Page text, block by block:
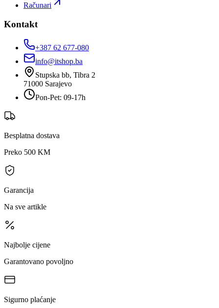
Računari
Kontakt
+387 62 677-080
info@itshop.ba
Stupska bb, Tibra 2
71000 Sarajevo
Pon-Pet: 09-17h
Besplatna dostava
Preko 500 KM
Garancija
Na sve artikle
Najbolje cijene
Garantovano povoljno
Sigurno plaćanje